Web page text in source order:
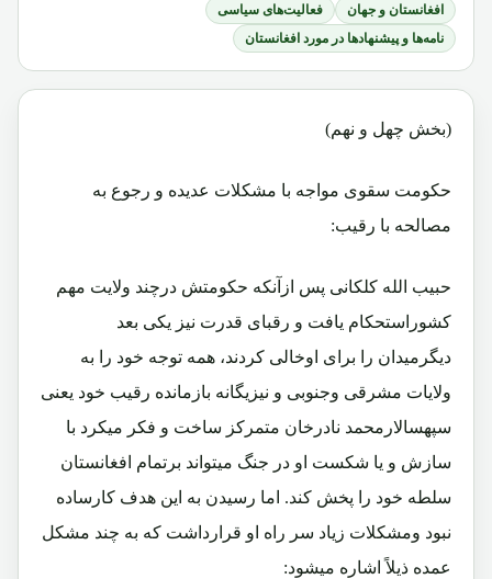
افغانستان و جهان
فعالیت‌های سیاسی
نامه‌ها و پیشنهادها در مورد افغانستان
(بخش چهل و نهم)
حکومت سقوی مواجه با مشکلات عدیده و رجوع به
مصالحه با رقیب:
حبیب الله کلکانی پس ازآنکه حکومتش درچند ولایت مهم
کشوراستحکام یافت و رقبای قدرت نیز یکی بعد
دیگرمیدان را برای اوخالی کردند، همه توجه خود را به
ولایات مشرقی وجنوبی و نیزیگانه بازمانده رقیب خود یعنی
سپهسالارمحمد نادرخان متمرکز ساخت و فکر میکرد با
سازش و یا شکست او در جنگ میتواند برتمام افغانستان
سلطه خود را پخش کند. اما رسیدن به این هدف کارساده
نبود ومشکلات زیاد سر راه او قرارداشت که به چند مشکل
عمده ذیلاً اشاره میشود: